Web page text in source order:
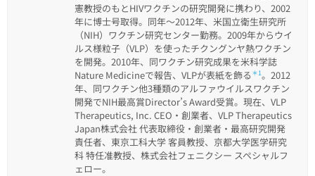
憲教授のもとHIVワクチンの研究開発に携わり、2002
年に博士号取得。同年～2012年、米国立衛生研究所
（NIH）ワクチン研究センター勤務。2009年からウイ
ルス様粒子（VLP）を使ったチクングンヤ熱ワクチン
を開発。2010年、同ワクチン研究成果を米科学誌
Nature Medicineで報告、VLPが表紙を飾る ＊1。2012
年、同ワクチン他3種類のアルファウイルスワクチン
開発でNIH最高賞Director’s Award受賞。現在、VLP
Therapeutics, Inc. CEO・創業者、VLP Therapeutics
Japan株式会社 代表取締役・創業者・最高研究開発
責任者、東京工科大学 客員教授、京都大学医学研究
科 特任准教授、株式会社フェニクシー スペシャルフ
ェロー。